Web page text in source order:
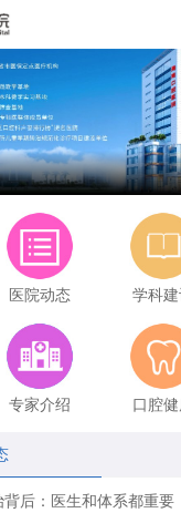
医院动态 学科
专家介绍 口腔
后：医生和体系都重要